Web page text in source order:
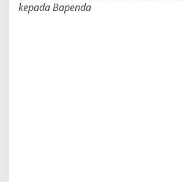
kepada Bapenda